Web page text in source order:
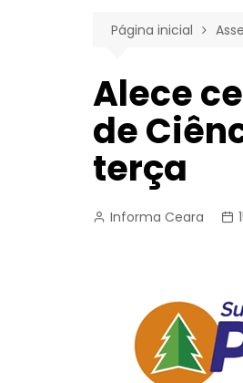
Página inicial
Alece
de
terça
Informa Ceara